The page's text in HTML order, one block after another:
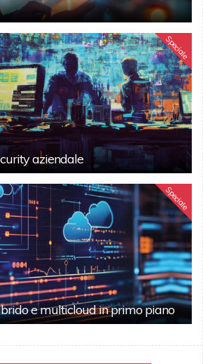
Speciale
aziendale
Speciale
e multicloud in primo piano